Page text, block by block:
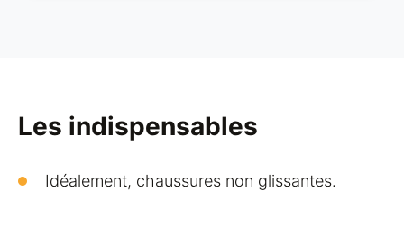
Les indispensables
Idéalement, chaussures non glissantes.